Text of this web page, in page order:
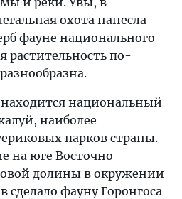
охота нанесла
фауне национального
растительность по-
национальный
наиболее
парков страны.
на юге Восточно-
долины в окружении
сделало фауну Горонгоса